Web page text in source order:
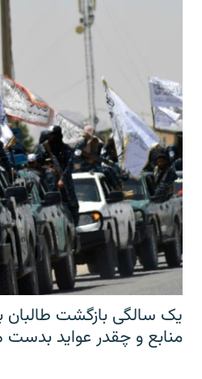
یک سالگی بازگشت طالبان
منابع و چقدر عواید بدست